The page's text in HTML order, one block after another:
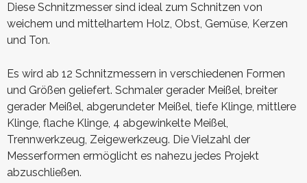
Diese Schnitzmesser sind ideal zum Schnitzen von
weichem und mittelhartem Holz, Obst, Gemüse, Kerzen
und Ton.
Es wird ab 12 Schnitzmessern in verschiedenen Formen
und Größen geliefert. Schmaler gerader Meißel, breiter
gerader Meißel, abgerundeter Meißel, tiefe Klinge, mittlere
Klinge, flache Klinge, 4 abgewinkelte Meißel,
Trennwerkzeug, Zeigewerkzeug. Die Vielzahl der
Messerformen ermöglicht es nahezu jedes Projekt
abzuschließen.